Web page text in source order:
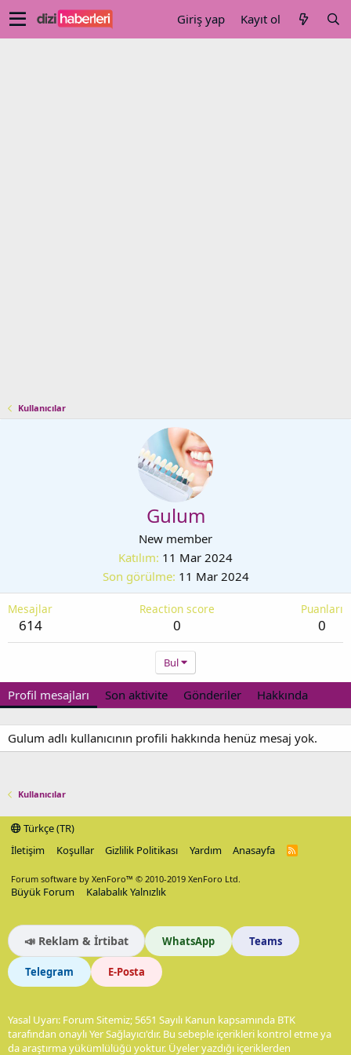
Giriş yap Kayıt ol
Kullanıcılar
Gulum
New member
Katılım 11 Mar 2024
Son görülme 11 Mar 2024
Mesajlar
614
Reaction score
0
Puanları
0
Bul
Profil mesajları Son aktivite Gönderiler Hakkında
Gulum adlı kullanıcının profili hakkında henüz mesaj yok.
Kullanıcılar
Türkçe (TR)
İletişim
Koşullar Gizlilik Politikası Yardım Anasayfa
R
Forum software by XenForo™ © 2010-2019 XenForo Ltd.
Büyük Forum Kalabalık Yalnızlık
📣 Reklam & İrtibat WhatsApp Teams
Telegram E-Posta
Yasal Uyarı: Forum Sitemiz; 5651 Sayılı Kanun kapsamında BTK
tarafından onaylı Yer Sağlayıcı'dır. Bu sebeple içerikleri kontrol etme ya
da araştırma yükümlülüğü yoktur. Üyeler yazdığı içeriklerden